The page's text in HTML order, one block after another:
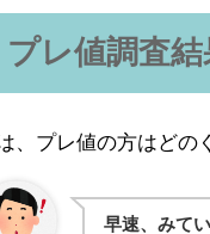
プレ値調査結
、プレ値の方はどの
早速、みて